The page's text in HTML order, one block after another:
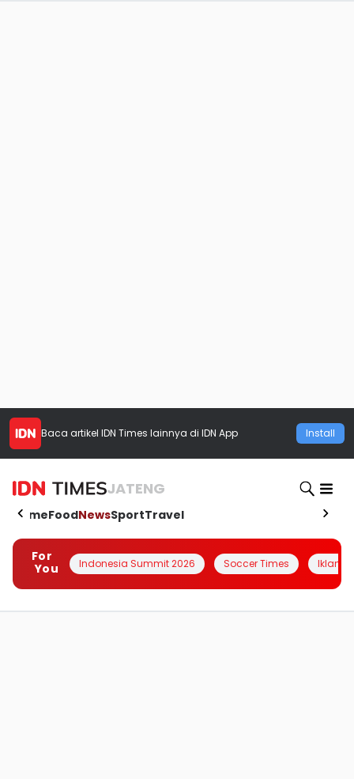
Baca artikel IDN Times lainnya di IDN App Install
JATENG
HomeFoodNewsSportTravel
For
You
Indonesia Summit 2026 Soccer Times Iklanin